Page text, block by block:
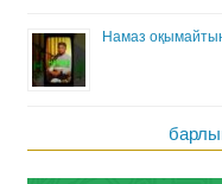
Намаз